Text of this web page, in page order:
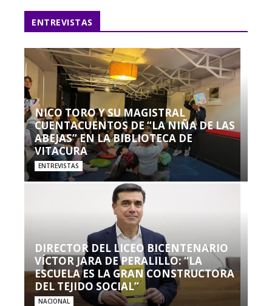
ENTREVISTAS
NICO TORO Y SU MAGISTRAL
CUENTACUENTOS DE “LA NIÑA DE LAS
ABEJAS” EN LA BIBLIOTECA DE
VITACURA
ENTREVISTAS
DIRECTOR DEL LICEO BICENTENARIO
VÍCTOR JARA DE PERALILLO: “LA
ESCUELA ES LA GRAN CONSTRUCTORA
DEL TEJIDO SOCIAL”
NACIONAL